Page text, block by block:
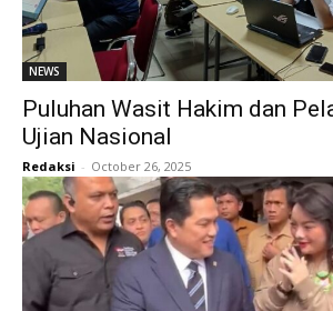
NEWS
Puluhan Wasit Hakim dan
Ujian Nasional
Redaksi - October 26, 2025